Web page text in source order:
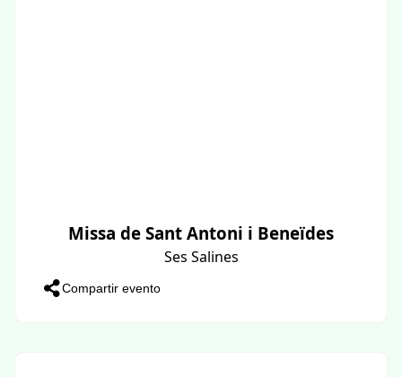
Missa de Sant Antoni i Beneïdes
Ses Salines
Compartir evento